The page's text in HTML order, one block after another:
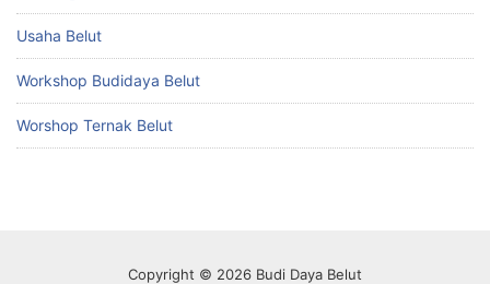
Usaha Belut
Workshop Budidaya Belut
Worshop Ternak Belut
Copyright © 2026 Budi Daya Belut